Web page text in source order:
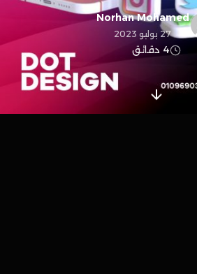
Norhan Mohamed
27 يوليو 2023
4 دقائق